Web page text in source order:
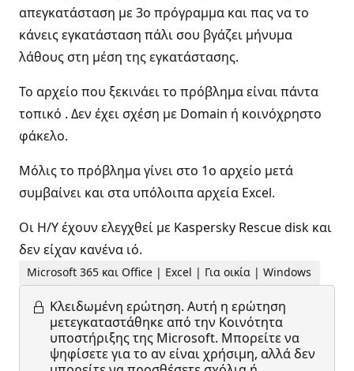
απεγκατάσταση με 3ο πρόγραμμα και πας να το
κάνεις εγκατάσταση πάλι σου βγάζει μήνυμα
λάθους στη μέση της εγκατάστασης.
Το αρχείο που ξεκινάει το πρόβλημα είναι πάντα
τοπικό . Δεν έχει σχέση με Domain ή κοινόχρηστο
φάκελο.
Μόλις το πρόβλημα γίνει στο 1ο αρχείο μετά
συμβαίνει και στα υπόλοιπα αρχεία Excel.
Οι Η/Υ έχουν ελεγχθεί με Kaspersky Rescue disk και
δεν είχαν κανένα ιό.
Microsoft 365 και Office | Excel | Για οικία | Windows
Κλειδωμένη ερώτηση. Αυτή η ερώτηση
μετεγκαταστάθηκε από την Κοινότητα
υποστήριξης της Microsoft. Μπορείτε να
ψηφίσετε για το αν είναι χρήσιμη, αλλά δεν